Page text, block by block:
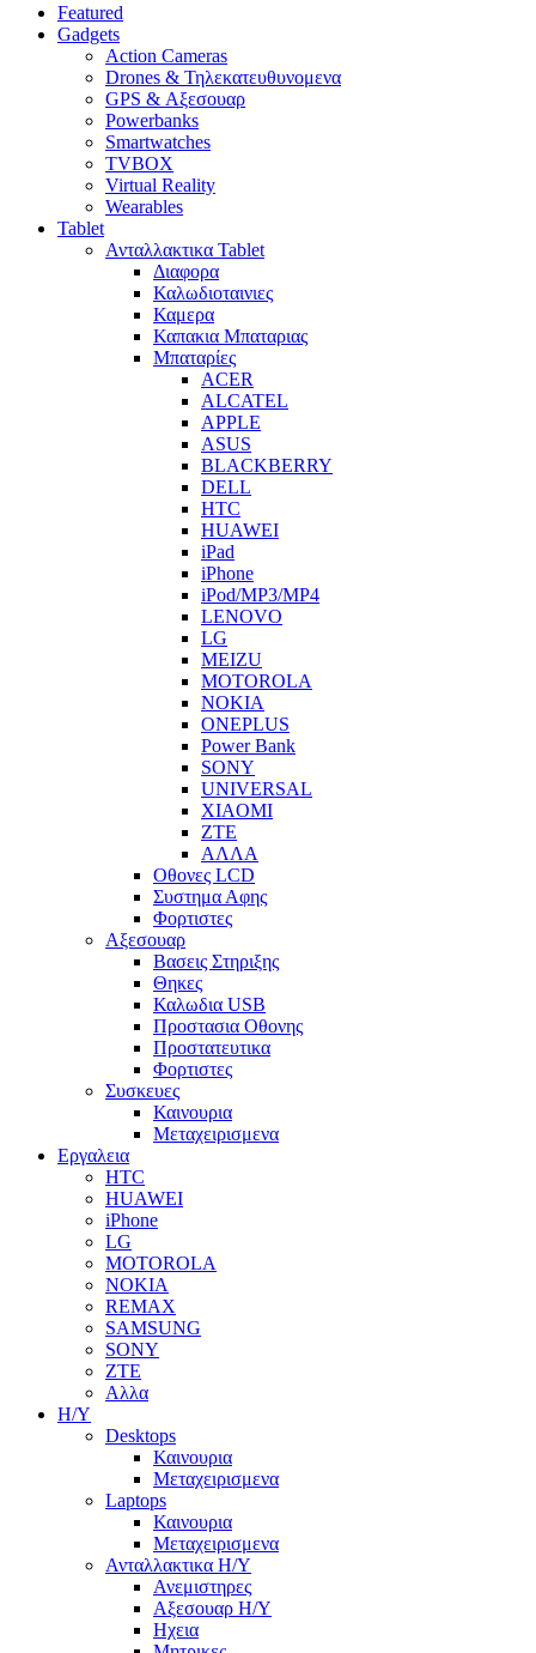
Featured
Gadgets
Action Cameras
Drones & Τηλεκατευθυνομενα
GPS & Αξεσουαρ
Powerbanks
Smartwatches
TVBOX
Virtual Reality
Wearables
Tablet
Ανταλλακτικα Tablet
Διαφορα
Καλωδιοταινιες
Καμερα
Καπακια Μπαταριας
Μπαταρίες
ACER
ALCATEL
APPLE
ASUS
BLACKBERRY
DELL
HTC
HUAWEI
iPad
iPhone
iPod/MP3/MP4
LENOVO
LG
MEIZU
MOTOROLA
NOKIA
ONEPLUS
Power Bank
SONY
UNIVERSAL
XIAOMI
ZTE
ΑΛΛΑ
Οθονες LCD
Συστημα Αφης
Φορτιστες
Αξεσουαρ
Βασεις Στηριξης
Θηκες
Καλωδια USB
Προστασια Οθονης
Προστατευτικα
Φορτιστες
Συσκευες
Καινουρια
Μεταχειρισμενα
Εργαλεια
HTC
HUAWEI
iPhone
LG
MOTOROLA
NOKIA
REMAX
SAMSUNG
SONY
ZTE
Αλλα
Η/Υ
Desktops
Καινουρια
Μεταχειρισμενα
Laptops
Καινουρια
Μεταχειρισμενα
Ανταλλακτικα H/Y
Ανεμιστηρες
Αξεσουαρ Η/Υ
Ηχεια